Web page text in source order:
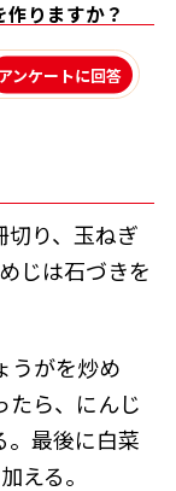
『氷熟®』
りますか？
アンケートに回答
り、玉ねぎ
じは石づきを
うがを炒め
たら、にんじ
。最後に白菜
える。